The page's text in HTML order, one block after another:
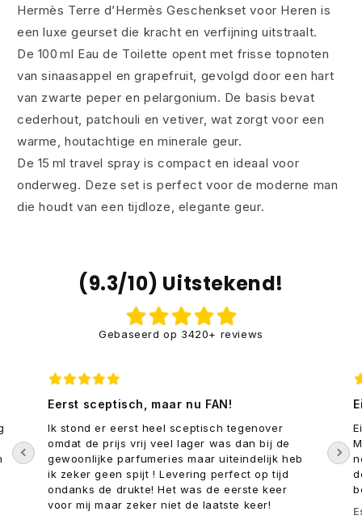
Hermès Terre d’Hermès Geschenkset voor Heren is
een luxe geurset die kracht en verfijning uitstraalt.
De 100 ml Eau de Toilette opent met frisse topnoten
van sinaasappel en grapefruit, gevolgd door een hart
van zwarte peper en pelargonium. De basis bevat
cederhout, patchouli en vetiver, wat zorgt voor een
warme, houtachtige en minerale geur.
De 15 ml travel spray is compact en ideaal voor
onderweg. Deze set is perfect voor de moderne man
die houdt van een tijdloze, elegante geur.
(9.3/10) Uitstekend!
Gebaseerd op 3420+ reviews
Eerst sceptisch, maar nu FAN!
Ik stond er eerst heel sceptisch tegenover
omdat de prijs vrij veel lager was dan bij de
gewoonlijke parfumeries maar uiteindelijk heb
ik zeker geen spijt ! Levering perfect op tijd
ondanks de drukte! Het was de eerste keer
voor mij maar zeker niet de laatste keer!